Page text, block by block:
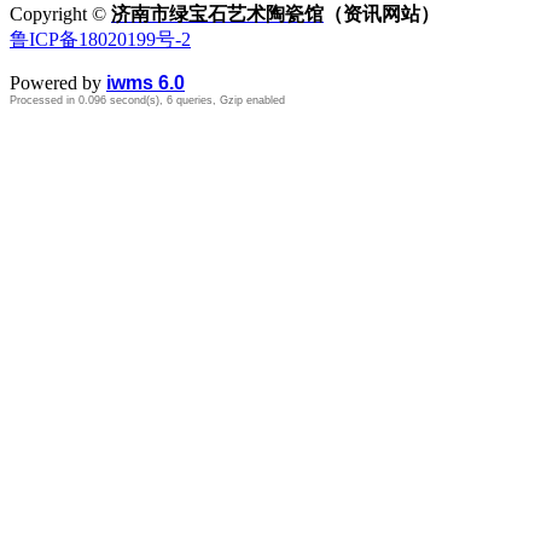
Copyright © 济南市绿宝石艺术陶瓷馆 （资讯网站）
鲁ICP备18020199号-2
Powered by iwms 6.0
Processed in 0.096 second(s), 6 queries, Gzip enabled